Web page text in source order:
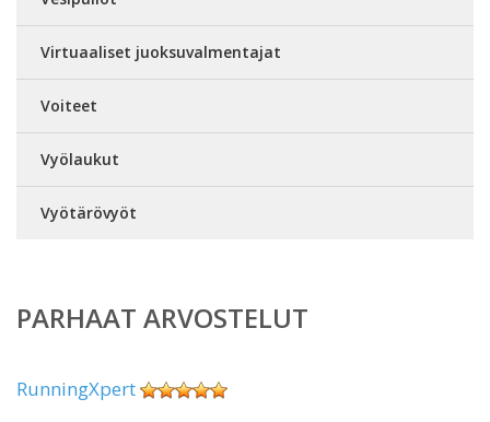
Virtuaaliset juoksuvalmentajat
Voiteet
Vyölaukut
Vyötärövyöt
PARHAAT ARVOSTELUT
RunningXpert